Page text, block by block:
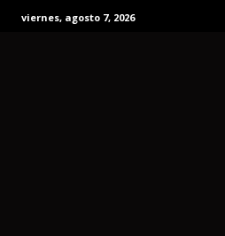
viernes, agosto 7, 2026